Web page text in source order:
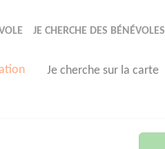
JE CHERCHE DES BÉNÉVOLES
Je cherche sur la carte